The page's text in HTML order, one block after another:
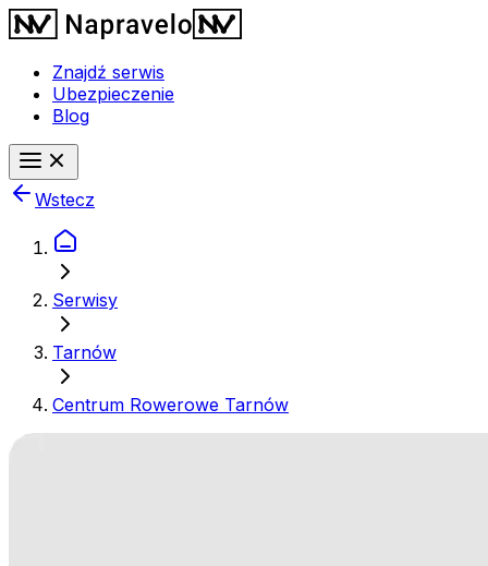
Znajdź serwis
Ubezpieczenie
Blog
Wstecz
Serwisy
Tarnów
Centrum Rowerowe Tarnów